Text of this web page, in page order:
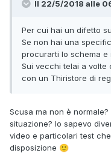
Il 22/5/2018 alle
Per cui hai un difetto
Se non hai una
procurarti lo schema e
Sui vecchi telai a volte
con un Thiristore di
Scusa ma non è
situazione? Io sapevo
video e particolari test
disposizione 🙂